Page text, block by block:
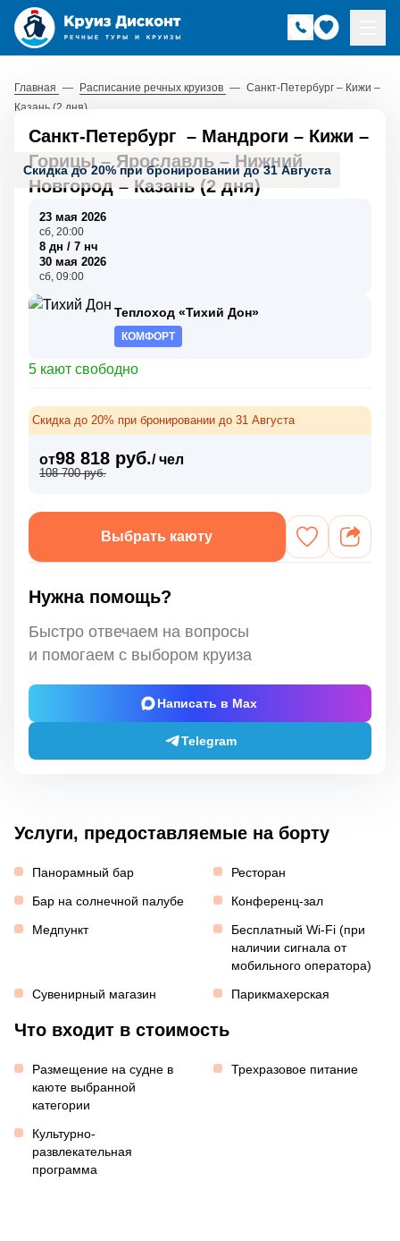
Главная — Расписание речных круизов — Санкт-Петербург – Кижи –
Казань (2 дня)
Скидка до 20% при бронировании до 31 Августа
Санкт-Петербург – Мандроги – Кижи –
Горицы–Ярославль – Нижний
Новгород – Казань (2 дня)
23 мая 2026
сб, 20:00
8 дн / 7 нч
30 мая 2026
сб, 09:00
Теплоход «Тихий Дон»
КОМФОРТ
5 кают свободно
Скидка до 20% при бронировании до 31 Августа
от98 818 руб./ чел
108 700 руб.
Выбрать каюту
Нужна помощь?
Быстро отвечаем на вопросы
и помогаем с выбором круиза
Написать в Max
Telegram
Услуги, предоставляемые на борту
Панорамный бар
Ресторан
Бар на солнечной палубе
Конференц-зал
Медпункт
Бесплатный Wi-Fi (при
наличии сигнала от
мобильного оператора)
Сувенирный магазин
Парикмахерская
Что входит в стоимость
Размещение на судне в
каюте выбранной
категории
Трехразовое питание
Культурно-
развлекательная
программа